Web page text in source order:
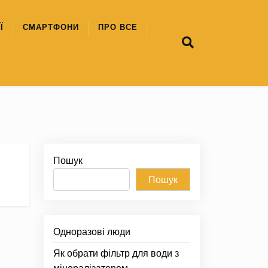
СМАРТФОНИ ПРО ВСЕ
Пошук
Пошук
Одноразові люди
Як обрати фільтр для води з